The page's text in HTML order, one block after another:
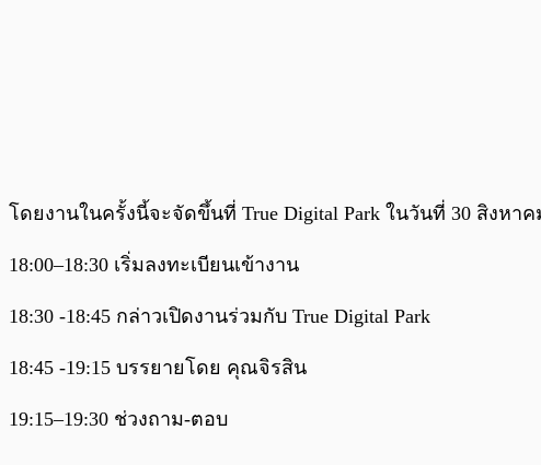
โดยงานในครั้งนี้จะจัดขึ้นที่ True Digital Park ในวันที่ 30 สิงหา
18:00–18:30 เริ่มลงทะเบียนเข้างาน
18:30 -18:45 กล่าวเปิดงานร่วมกับ True Digital Park
18:45 -19:15 บรรยายโดย คุณจิรสิน
19:15–19:30 ช่วงถาม-ตอบ